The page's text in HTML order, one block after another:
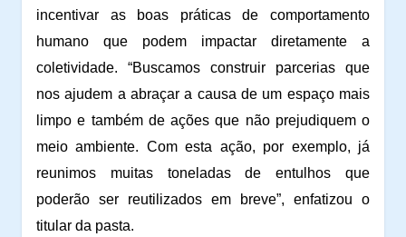
incentivar as boas práticas de comportamento
humano que podem impactar diretamente a
coletividade. “Buscamos construir parcerias que
nos ajudem a abraçar a causa de um espaço mais
limpo e também de ações que não prejudiquem o
meio ambiente. Com esta ação, por exemplo, já
reunimos muitas toneladas de entulhos que
poderão ser reutilizados em breve”, enfatizou o
titular da pasta.